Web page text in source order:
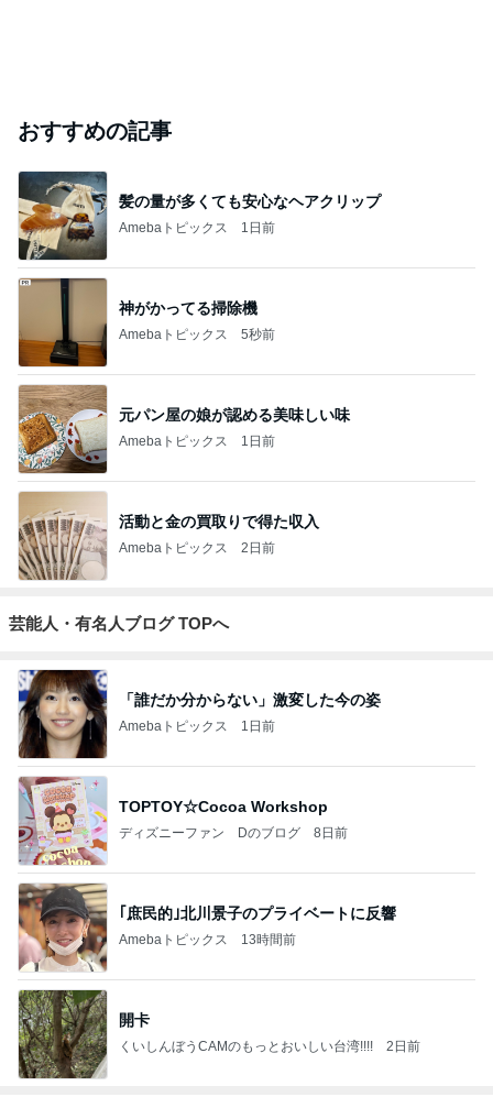
おすすめの記事
髪の量が多くても安心なヘアクリップ
Amebaトピックス 1日前
神がかってる掃除機
Amebaトピックス 5秒前
元パン屋の娘が認める美味しい味
Amebaトピックス 1日前
活動と金の買取りで得た収入
Amebaトピックス 2日前
芸能人・有名人ブログ TOPへ
「誰だか分からない」激変した今の姿
Amebaトピックス 1日前
TOPTOY☆Cocoa Workshop
ディズニーファン Dのブログ 8日前
｢庶民的｣北川景子のプライベートに反響
Amebaトピックス 13時間前
開卡
くいしんぼうCAMのもっとおいしい台湾!!!! 2日前